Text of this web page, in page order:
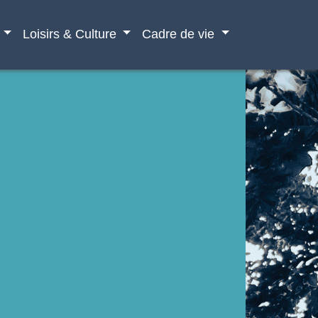
Loisirs & Culture Cadre de vie